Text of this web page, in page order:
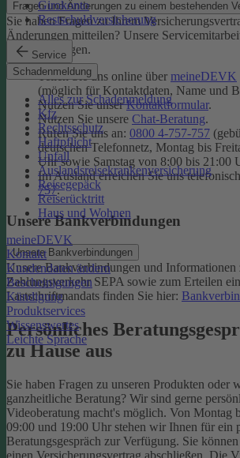
Girokonto
Restschuldversicherung
Service
Schadenmeldung
Alles zur Schadenmeldung
Kfz
Rechtsschutz
Haftpflicht
Unfall
Auslandsreisekrankenversicherung
Reisegepäck
Reiserücktritt
Haus und Wohnen
meineDEVK
Kontakt
Kundendaten ändern
Bescheinigungen
Kündigung
Produktservices
Wissenswertes
Leichte Sprache
Fragen und Änderungen zu einem bestehenden
Sie haben Fragen zu Ihrem
Änderungen mitteilen? Unsere
um Ihr Anliegen.
Teilen Sie uns online über meineDEVK
(möglich für Kontaktdaten, Name und
Nutzen Sie unserKontaktformular.
Nutzen Sie unsere Chat-Beratung.
Rufen Sie uns an: 0800 4-757-757
deutschen Telefonnetz, Montag bis
Uhr sowie Samstag von 8:00 bis 21:00
Im Ausland erreichen Sie uns
757.
Unsere Bankverbindungen
Unsere Bankverbindungen
Unsere Bankverbindungen und Informationen
Zahlungsverkehr SEPA sowie zum Erteilen
Lastschriftmandats finden Sie hier:
Persönliches
zu Hause aus
Sie haben Fragen zu unseren Produkten oder
ganzheitliche Beratung? Wir sind gerne
Videoberatung macht's möglich. Von Montag
09:00 und 19:00 Uhr stehen wir Ihnen für ein
Beratungsgespräch zur Verfügung. Sie